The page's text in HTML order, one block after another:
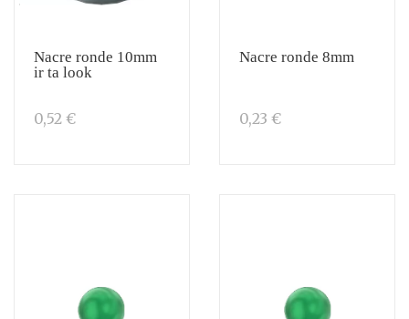
Nacre ronde 10mm
ir ta look
0,52 €
Nacre ronde 8mm
0,23 €